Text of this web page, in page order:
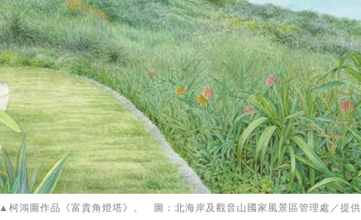
▲柯鴻圖作品《富貴角燈塔》。 圖：北海岸及觀音山國家風景區管理處／提供